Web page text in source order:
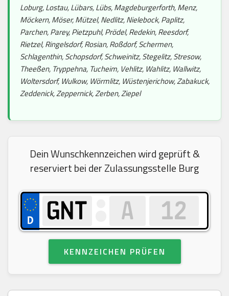
Loburg, Lostau, Lübars, Lübs, Magdeburgerforth, Menz,
Möckern, Möser, Mützel, Nedlitz, Nielebock, Paplitz,
Parchen, Parey, Pietzpuhl, Prödel, Redekin, Reesdorf,
Rietzel, Ringelsdorf, Rosian, Roßdorf, Schermen,
Schlagenthin, Schopsdorf, Schweinitz, Stegelitz, Stresow,
Theeßen, Tryppehna, Tucheim, Vehlitz, Wahlitz, Wallwitz,
Woltersdorf, Wulkow, Wörmlitz, Wüstenjerichow, Zabakuck,
Zeddenick, Zeppernick, Zerben, Ziepel
Dein Wunschkennzeichen wird geprüft &
reserviert bei der Zulassungsstelle Burg
KENNZEICHEN PRÜFEN